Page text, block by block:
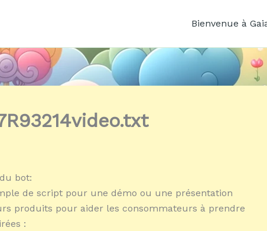
Bienvenue à
bot:
de script pour une démo ou une présentation
produits pour aider les consommateurs à prendre
: